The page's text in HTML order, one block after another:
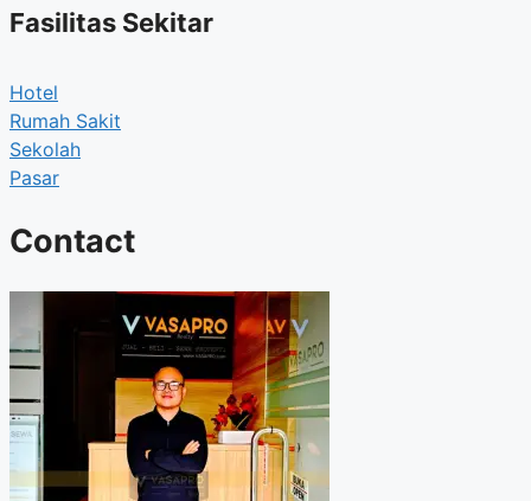
Fasilitas Sekitar
Hotel
Rumah Sakit
Sekolah
Pasar
Contact